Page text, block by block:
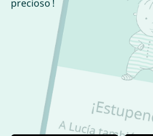
precioso !